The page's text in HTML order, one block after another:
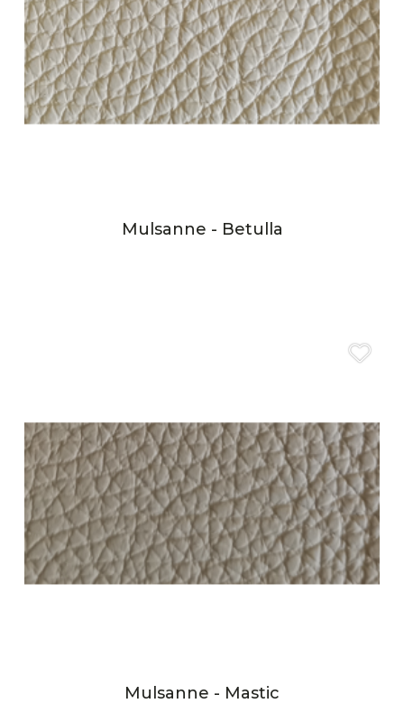
Mulsanne - Betulla
Mulsanne - Mastic